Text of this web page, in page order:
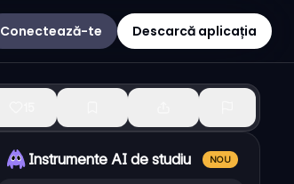
Conectează-te Descarcă aplicația
Instrumente AI de studiu NOU